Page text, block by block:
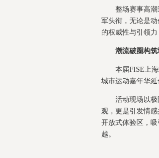
整场赛事高
军头衔，无论是
的权威性与引领力
潮流破圈构
本届FISE上
城市运动嘉年华
活动现场以
观，更是引发情
开放式体验区，
越。